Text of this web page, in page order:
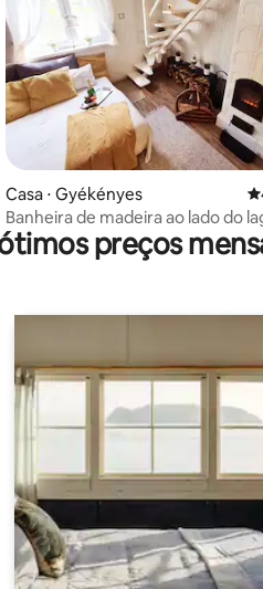
avaliação média de 5, 11
Casa ⋅ Gyékényes
Banheira de madeira ao lado do
preços